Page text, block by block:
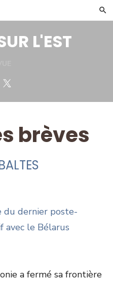
L'EST
Facebook
brèves
dernier poste-
avec le Bélarus
a fermé sa frontière